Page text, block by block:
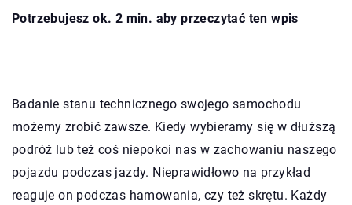
Potrzebujesz ok. 2 min. aby przeczytać ten wpis
Badanie stanu technicznego swojego samochodu
możemy zrobić zawsze. Kiedy wybieramy się w dłuższą
podróż lub też coś niepokoi nas w zachowaniu naszego
pojazdu podczas jazdy. Nieprawidłowo na przykład
reaguje on podczas hamowania, czy też skrętu. Każdy